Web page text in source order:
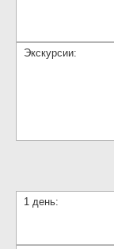
Экскурсии:
1 день: